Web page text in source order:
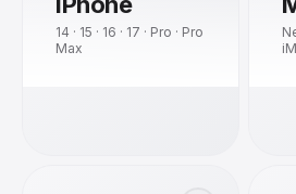
14 · 15 · 16 · 17 · Pro · Pro
Max